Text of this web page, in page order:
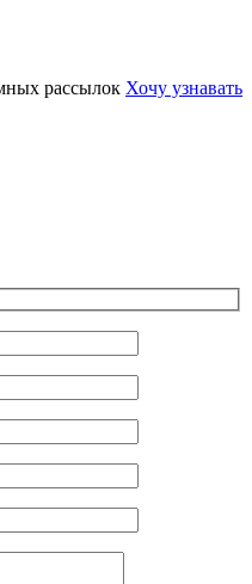
рассылок Хочу узнавать